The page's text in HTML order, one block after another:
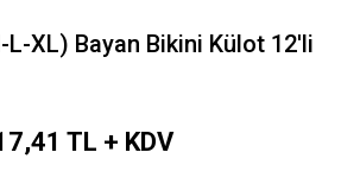
L-XL) Bayan Bikini Külot 12'li
TL + KDV